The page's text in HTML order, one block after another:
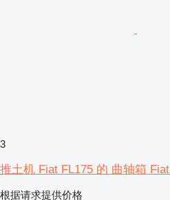
3
推土机 Fiat FL175 的 曲轴箱
根据请求提供价格